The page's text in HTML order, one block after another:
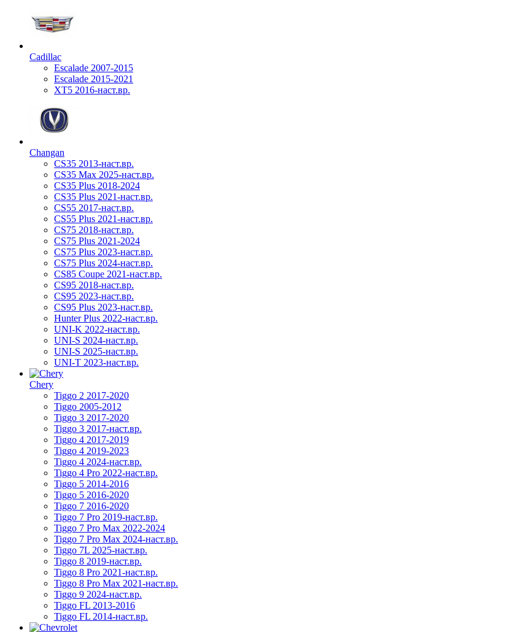
Cadillac
Escalade 2007-2015
Escalade 2015-2021
XT5 2016-наст.вр.
Changan
CS35 2013-наст.вр.
CS35 Max 2025-наст.вр.
CS35 Plus 2018-2024
CS35 Plus 2021-наст.вр.
CS55 2017-наст.вр.
CS55 Plus 2021-наст.вр.
CS75 2018-наст.вр.
CS75 Plus 2021-2024
CS75 Plus 2023-наст.вр.
CS75 Plus 2024-наст.вр.
CS85 Coupe 2021-наст.вр.
CS95 2018-наст.вр.
CS95 2023-наст.вр.
CS95 Plus 2023-наст.вр.
Hunter Plus 2022-наст.вр.
UNI-K 2022-наст.вр.
UNI-S 2024-наст.вр.
UNI-S 2025-наст.вр.
UNI-T 2023-наст.вр.
Chery
Tiggo 2 2017-2020
Tiggo 2005-2012
Tiggo 3 2017-2020
Tiggo 3 2017-наст.вр.
Tiggo 4 2017-2019
Tiggo 4 2019-2023
Tiggo 4 2024-наст.вр.
Tiggo 4 Pro 2022-наст.вр.
Tiggo 5 2014-2016
Tiggo 5 2016-2020
Tiggo 7 2016-2020
Tiggo 7 Pro 2019-наст.вр.
Tiggo 7 Pro Max 2022-2024
Tiggo 7 Pro Max 2024-наст.вр.
Tiggo 7L 2025-наст.вр.
Tiggo 8 2019-наст.вр.
Tiggo 8 Pro 2021-наст.вр.
Tiggo 8 Pro Max 2021-наст.вр.
Tiggo 9 2024-наст.вр.
Tiggo FL 2013-2016
Tiggo FL 2014-наст.вр.